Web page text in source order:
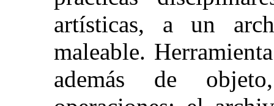
artísticas, a un
maleable.
además de